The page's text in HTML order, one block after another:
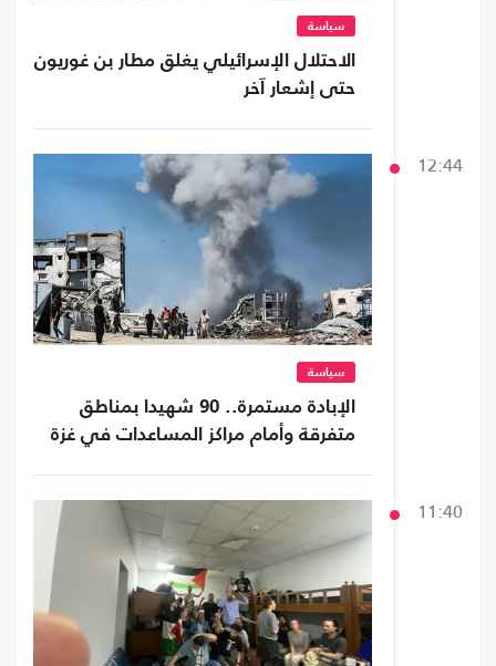
سياسة
الاحتلال الإسرائيلي يغلق مطار بن غوريون
حتى إشعار آخر
12:44
سياسة
الإبادة مستمرة.. 90 شهيدا بمناطق
متفرقة وأمام مراكز المساعدات في غزة
11:40